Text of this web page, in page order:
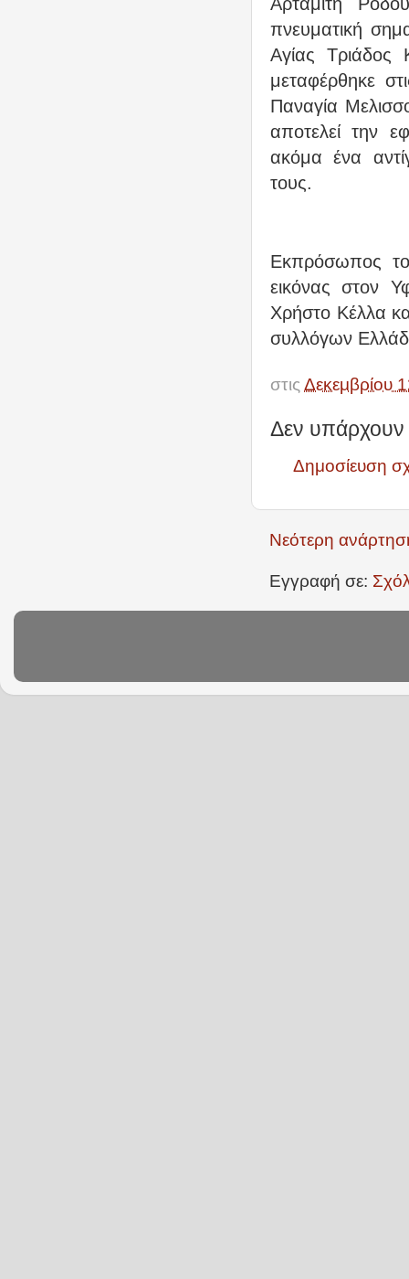
πνευματική
Αγίας
μεταφέρθηκε
Παναγία
αποτελεί την
ακόμα ένα
τους.
Εκπρόσωπος
εικόνας στον
Χρήστο Κέλλα
συλλόγων
στις Δεκεμβρίου
Δεν υπάρχουν
Δημοσίευση
Νεότερη
Εγγραφή σε: